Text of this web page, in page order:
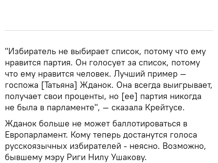
"Избиратель не выбирает список, потому что ему
нравится партия. Он голосует за список, потому
что ему нравится человек. Лучший пример —
госпожа [Татьяна] Жданок. Она всегда выигрывает,
получает свои проценты, но [ее] партия никогда
не была в парламенте", — сказала Крейтусе.
Жданок больше не может баллотироваться в
Европарламент. Кому теперь достанутся голоса
русскоязычных избирателей - неясно. Возможно,
бывшему мэру Риги Нилу Ушакову.